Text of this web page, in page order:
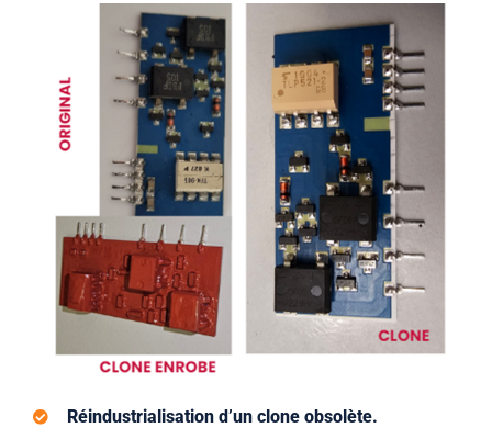
Réindustrialisation d’un clone obsolète.